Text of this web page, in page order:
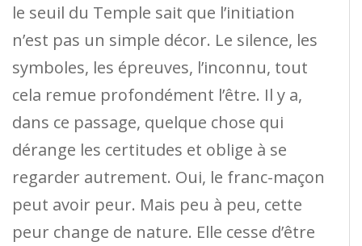
le seuil du Temple sait que l’initiation
n’est pas un simple décor. Le silence, les
symboles, les épreuves, l’inconnu, tout
cela remue profondément l’être. Il y a,
dans ce passage, quelque chose qui
dérange les certitudes et oblige à se
regarder autrement. Oui, le franc-maçon
peut avoir peur. Mais peu à peu, cette
peur change de nature. Elle cesse d’être